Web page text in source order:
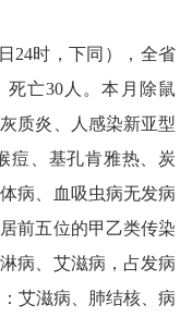
24时，下同），全省
死亡30人。本月除鼠
质炎、人感染新亚型
痘、基孔肯雅热、炭
病、血吸虫病无发病
前五位的甲乙类传染
病、艾滋病，占发病
艾滋病、肺结核、病